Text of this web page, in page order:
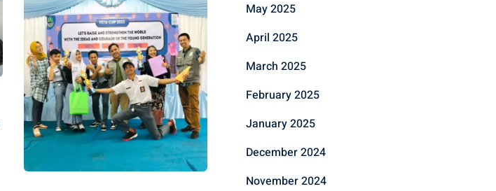
May 2025
April 2025
March 2025
February 2025
January 2025
December 2024
November 2024